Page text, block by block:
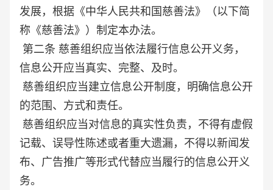
发展，根据《中华人民共和国慈善法》（以下简
称《慈善法》）制定本办法。
第二条 慈善组织应当依法履行信息公开义务，
信息公开应当真实、完整、及时。
慈善组织应当建立信息公开制度，明确信息公开
的范围、方式和责任。
慈善组织应当对信息的真实性负责，不得有虚假
记载、误导性陈述或者重大遗漏，不得以新闻发
布、广告推广等形式代替应当履行的信息公开义
务。